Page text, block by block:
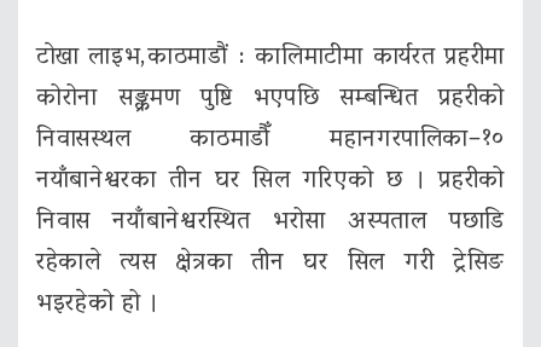
टाेखा लाइभ,काठमाडौं : कालिमाटीमा कार्यरत प्रहरीमा
कोरोना सङ्क्रमण पुष्टि भएपछि सम्बन्धित प्रहरीको
निवासस्थल काठमाडौँ महानगरपालिका–१०
नयाँबानेश्वरका तीन घर सिल गरिएको छ । प्रहरीको
निवास नयाँबानेश्वरस्थित भरोसा अस्पताल पछाडि
रहेकाले त्यस क्षेत्रका तीन घर सिल गरी ट्रेसिङ
भइरहेको हो ।